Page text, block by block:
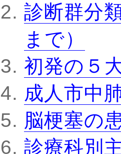
診断群分
まで）
初発の５
成人市中
脳梗塞の
診療科別